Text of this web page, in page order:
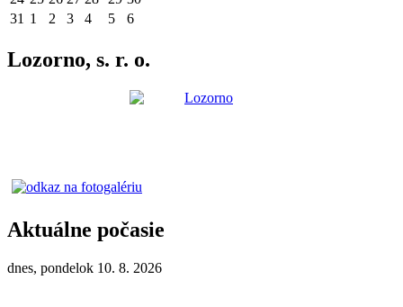
31 1 2 3 4 5 6
Lozorno, s. r. o.
Aktuálne počasie
dnes, pondelok 10. 8. 2026